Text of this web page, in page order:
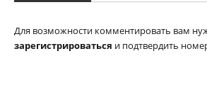
Для возможности комментировать вам
зарегистрироваться и подтвердить